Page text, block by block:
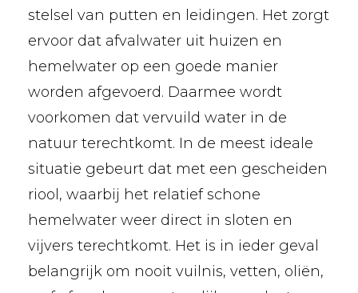
stelsel van putten en leidingen. Het zorgt
ervoor dat afvalwater uit huizen en
hemelwater op een goede manier
worden afgevoerd. Daarmee wordt
voorkomen dat vervuild water in de
natuur terechtkomt. In de meest ideale
situatie gebeurt dat met een gescheiden
riool, waarbij het relatief schone
hemelwater weer direct in sloten en
vijvers terechtkomt. Het is in ieder geval
belangrijk om nooit vuilnis, vetten, oliën,